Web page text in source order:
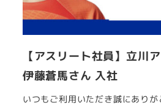
【アスリート社員】立川
伊藤蒼馬さん 入社
いつもご利用いただき誠にあり